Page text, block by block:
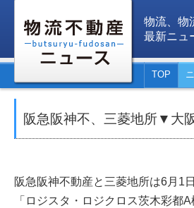
物流、物
最新ニュ
TOP
阪急阪神不、三菱地所▼大
阪急阪神不動産と三菱地所は6月1
「ロジスタ・ロジクロス茨木彩都